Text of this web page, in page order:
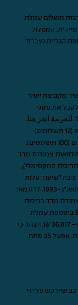
תשלום עמלת
המסלול
הגרייס נצברת
מקבוצת ישיר
את נתוני
للعربية انقر هنا.
התקופה המינימלית להחזר הלוואה הינה כשנה (12 תשלומים)
והמקסימלית להחזר הלוואה הינה כשמונה שנים (100 תשלומים).
צמודות מדד
הריבית המקסימלי),
עד גובה "שיעור עלות
האשראי המרבי" בהתאם לחוק אשראי הוגן התשנ"ג-1993. לדוגמא:
ב- 55 תשלומים, צמודת מדד בריבית
בשיעור של 8.5%, העלות הכוללת תהיה 9.66% בתוספת עמלת
פתיחת תיק בסך 490 ₪. *סה"כ תשלומי לקוח – 36,817 ₪. יובהר כי
ההערכה כפופה לשינויים במדד ושינויים נוספים. אפעל 35 פתח
שיירכש על ידי